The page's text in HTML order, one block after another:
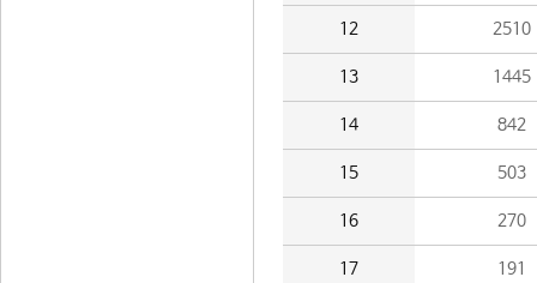
12 2510
13 1445
14 842
15 503
16 270
17 191